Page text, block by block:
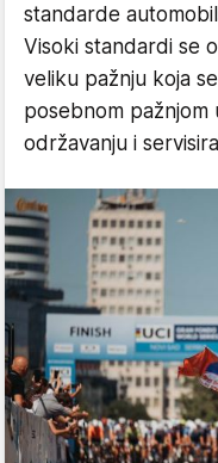
standarde
Visoki standardi se
veliku pažnju koja
posebnom pažnjom
održavanju i